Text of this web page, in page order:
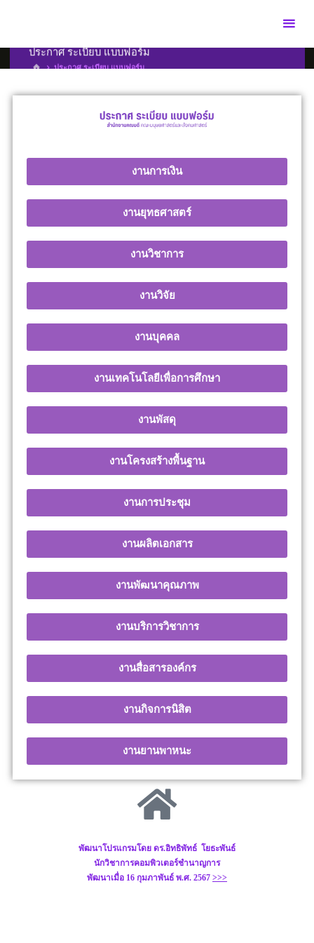
ประกาศ ระเบียบ แบบฟอร์ม
ประกาศ ระเบียบ แบบฟอร์ม
งานการเงิน
งานยุทธศาสตร์
งานวิชาการ
งานวิจัย
งานบุคคล
งานเทคโนโลยีเพื่อการศึกษา
งานพัสดุ
งานโครงสร้างพื้นฐาน
งานการประชุม
งานผลิตเอกสาร
งานพัฒนาคุณภาพ
งานบริการวิชาการ
งานสื่อสารองค์กร
งานกิจการนิสิต
งานยานพาหนะ
พัฒนาโปรแกรมโดย ดร.อิทธิพัทธ์ โยธะพันธ์
นักวิชาการคอมพิวเตอร์ชำนาญการ
พัฒนาเมื่อ 16 กุมภาพันธ์ พ.ศ. 2567 >>>